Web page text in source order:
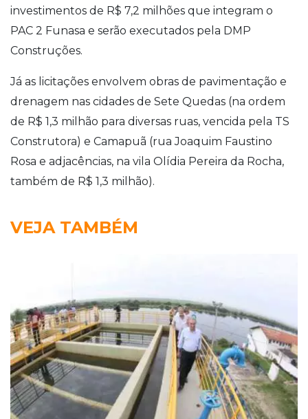
investimentos de R$ 7,2 milhões que integram o
PAC 2 Funasa e serão executados pela DMP
Construções.
Já as licitações envolvem obras de pavimentação e
drenagem nas cidades de Sete Quedas (na ordem
de R$ 1,3 milhão para diversas ruas, vencida pela TS
Construtora) e Camapuã (rua Joaquim Faustino
Rosa e adjacências, na vila Olídia Pereira da Rocha,
também de R$ 1,3 milhão).
VEJA TAMBÉM